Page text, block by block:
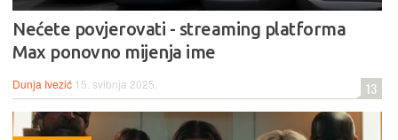
Nećete povjerovati - streaming platforma
Max ponovno mijenja ime
Dunja Ivezić 15. svibnja 2025. 13